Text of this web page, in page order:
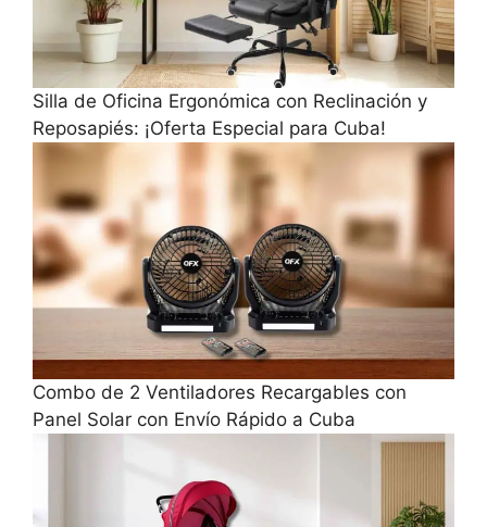
Silla de Oficina Ergonómica con Reclinación y
Reposapiés: ¡Oferta Especial para Cuba!
Combo de 2 Ventiladores Recargables con
Panel Solar con Envío Rápido a Cuba